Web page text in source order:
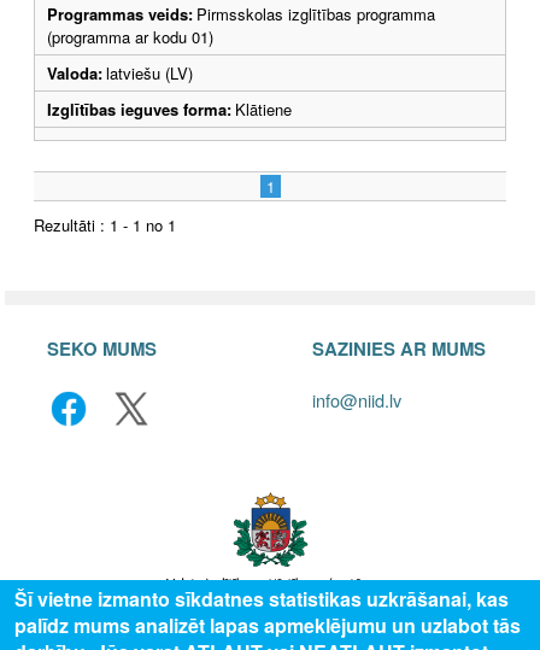
Programmas veids: Pirmsskolas izglītības programma
(programma ar kodu 01)
Valoda:latviešu (LV)
Izglītības ieguves forma: Klātiene
1
Rezultāti : 1 - 1 no 1
SEKO MUMS SAZINIES AR MUMS
info@niid.lv
© 2025 Valsts izglītības attīstības aģentūra, publicētā satura visas tiesības
Šī vietne izmanto sīkdatnes statistikas uzkrāšanai, kas
palīdz mums analizēt lapas apmeklējumu un uzlabot tās